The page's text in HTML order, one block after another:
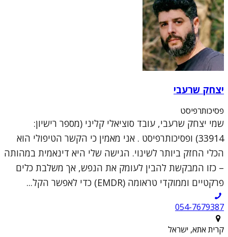
יצחק שרעבי
פסיכותרפיסט
שמי יצחק שרעבי, עובד סוציאלי קליני (מספר רישיון:
33914) ופסיכותרפיסט . אני מאמין כי הקשר הטיפולי הוא
הכלי החזק ביותר לשינוי. הגישה שלי היא דינאמית במהותה
– כזו המבקשת להבין לעומק את הנפש, אך משלבת כלים
פרקטיים וממוקדי טראומה (EMDR) כדי לאפשר הקל...
054-7679387
קרית אתא, ישראל